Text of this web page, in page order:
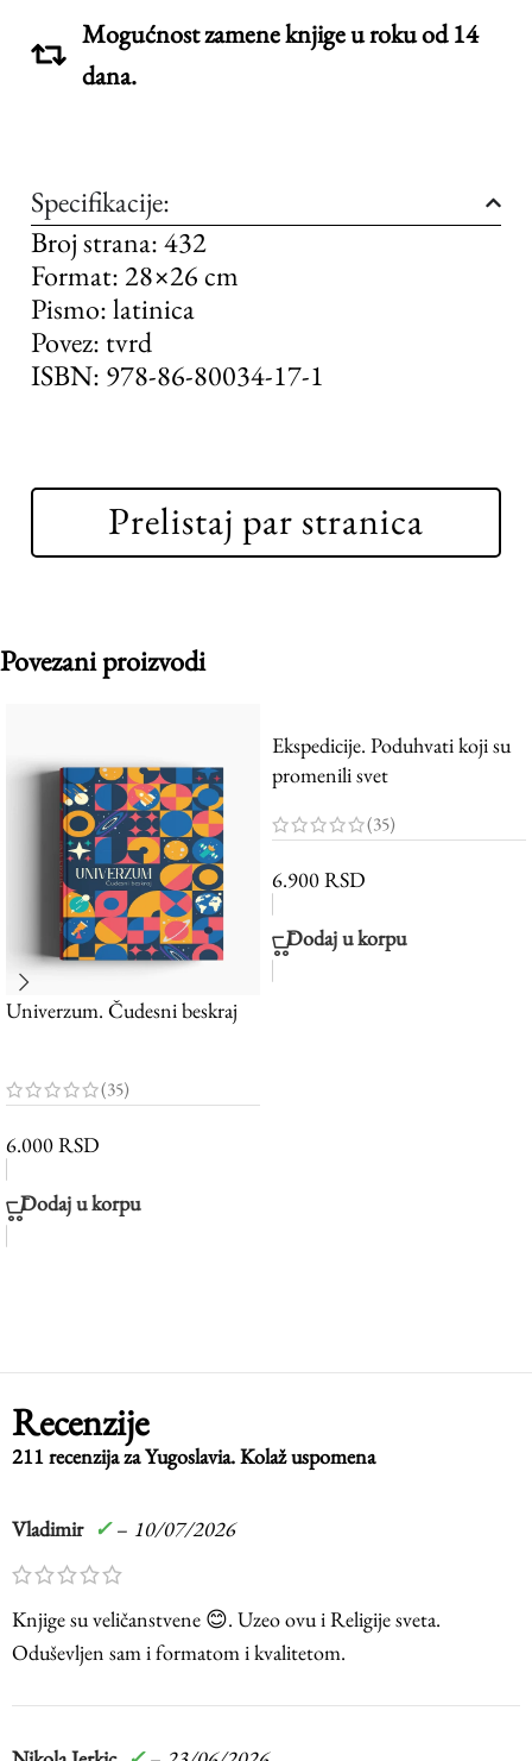
Mogućnost zamene knjige u roku od 14
dana.
Specifikacije:
Broj strana: 432
Format: 28×26 cm
Pismo: latinica
Povez: tvrd
ISBN: 978-86-80034-17-1
Prelistaj par stranica
Povezani proizvodi
Univerzum. Čudesni beskraj
(35)
6.000RSD
Dodaj u korpu
Ekspedicije. Poduhvati koji su
promenili svet
(35)
6.900RSD
Dodaj u korpu
Recenzije
211 recenzija zaYugoslavia. Kolaž uspomena
Vladimir ✓ – 10/07/2026
Knjige su veličanstvene 😊. Uzeo ovu i Religije sveta.
Oduševljen sam i formatom i kvalitetom.